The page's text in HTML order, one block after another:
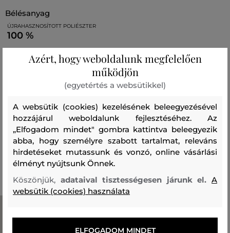
bélésanyag
ÚJRAHASZNOSÍTOTT POLIÉSZTER
100 %
14 %
zsebek
ÚJRAHASZNOSÍTOTT POLIAMID
100 %
Ajánlott termékek
Azért, hogy weboldalunk megfelelően
működjön
(egyetértés a websütikkel)
A websütik (cookies) kezelésének beleegyezésével
hozzájárul weboldalunk fejlesztéséhez. Az
„Elfogadom mindet" gombra kattintva beleegyezik
abba, hogy személyre szabott tartalmat, releváns
hirdetéseket mutassunk és vonzó, online vásárlási
élményt nyújtsunk Önnek.
Köszönjük, adataival tisztességesen járunk el.A
websütik (cookies) használata
ELFOGADOM MINDET